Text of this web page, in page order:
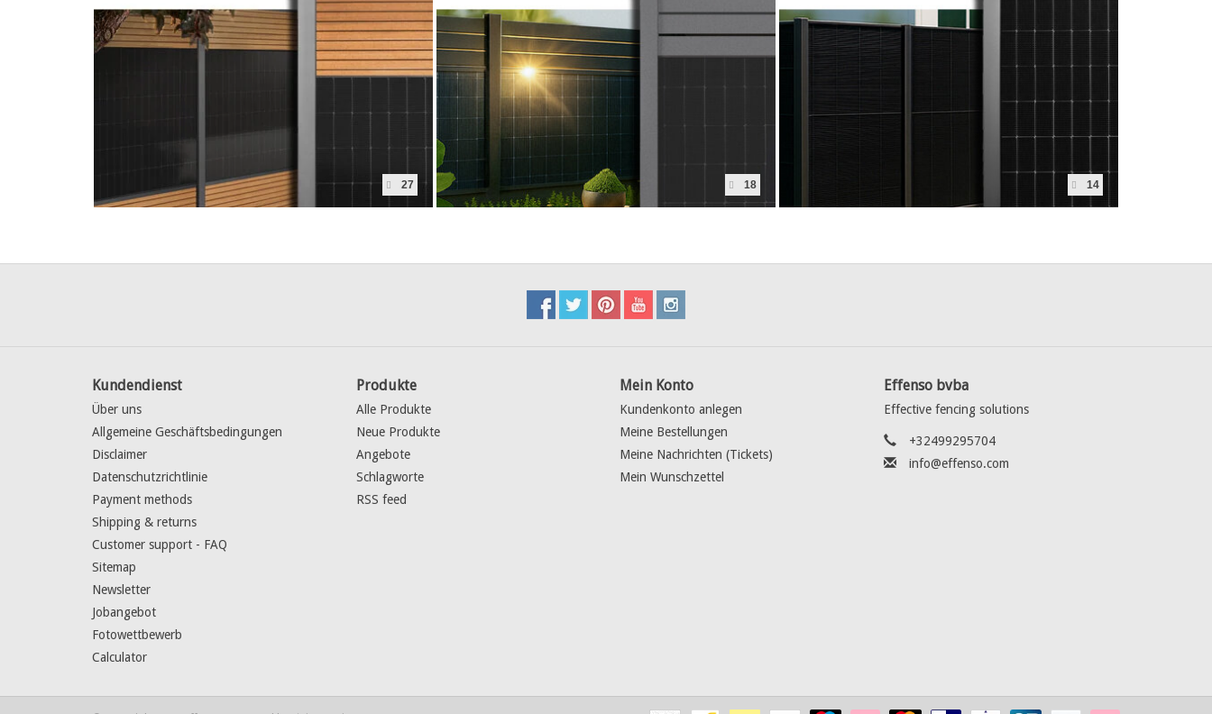
27 18 14
Kundendienst
Über uns
Allgemeine Geschäftsbedingungen
Disclaimer
Datenschutzrichtlinie
Payment methods
Shipping & returns
Customer support - FAQ
Sitemap
Newsletter
Jobangebot
Fotowettbewerb
Calculator
Produkte
Alle Produkte
Neue Produkte
Angebote
Schlagworte
RSS feed
Mein Konto
Kundenkonto anlegen
Meine Bestellungen
Meine Nachrichten (Tickets)
Mein Wunschzettel
Effenso bvba
Effective fencing solutions
+32499295704
info@effenso.com